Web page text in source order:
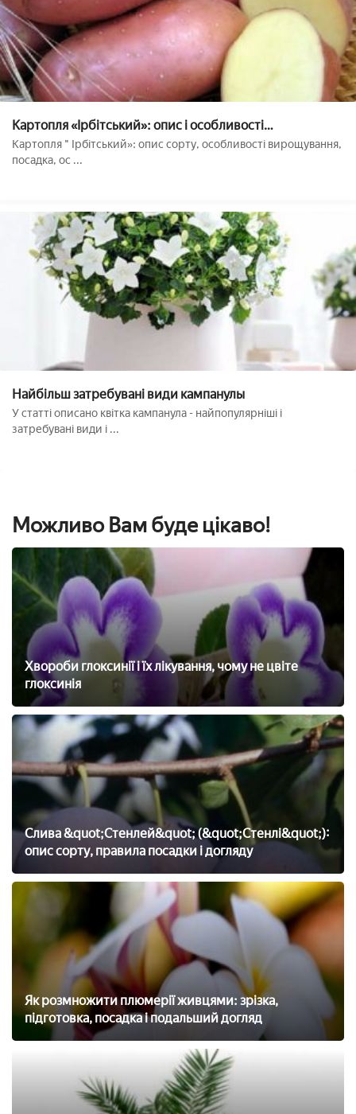
Картопля «Ірбітський»: опис і особливості
вирощування сорту
Картопля " Ірбітський»: опис сорту, особливості вирощування,
посадка, ос ...
Найбільш затребувані види кампанулы
У статті описано квітка кампанула - найпопулярніші і
затребувані види і ...
Можливо Вам буде цікаво!
Хвороби глоксинії і їх лікування, чому не цвіте
глоксинія
Слива &quot;Стенлей&quot; (&quot;Стенлі&quot;):
опис сорту, правила посадки і догляду
Як розмножити плюмерії живцями: зрізка,
підготовка, посадка і подальший догляд